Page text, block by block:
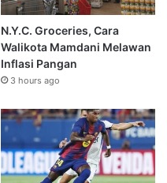
N.Y.C. Groceries, Cara
Walikota Mamdani Melawan
Inflasi Pangan
3 hours ago